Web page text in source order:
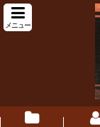
メニュー